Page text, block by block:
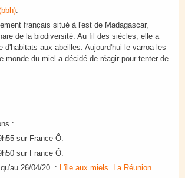
.
français situé à l'est de Madagascar,
de la biodiversité. Au fil des siècles, elle a
d'habitats aux abeilles. Aujourd'hui le varroa les
monde du miel a décidé de réagir pour tenter de
:
sur France Ô.
sur France Ô.
26/04/20. : L'île aux miels. La Réunion.